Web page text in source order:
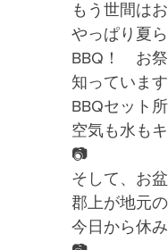
もう世間は
やっぱり夏
BBQ！　お
知っていま
BBQセット
空気も水も
📷
そして、お
郡上が地元
今日から休